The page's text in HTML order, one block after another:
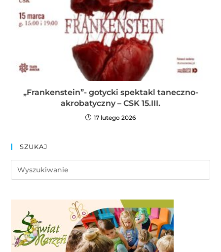
„Frankenstein”- gotycki spektakl taneczno-
akrobatyczny – CSK 15.III.
17 lutego 2026
SZUKAJ